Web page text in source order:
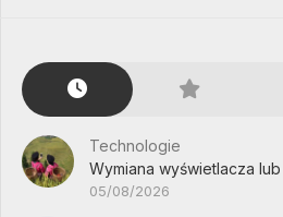
Technologie
Wymiana wyświetlacza
05/08/2026